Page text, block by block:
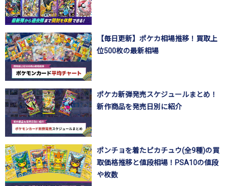
【毎日更新】ポケカ相場推移！買取上
位500枚の最新相場
ポケカ新弾発売スケジュールまとめ！
新作商品を発売日別に紹介
ポンチョを着たピカチュウ(全9種)の買
取価格推移と値段相場！PSA10の値段
や枚数